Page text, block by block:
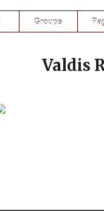
Groups
Valdis